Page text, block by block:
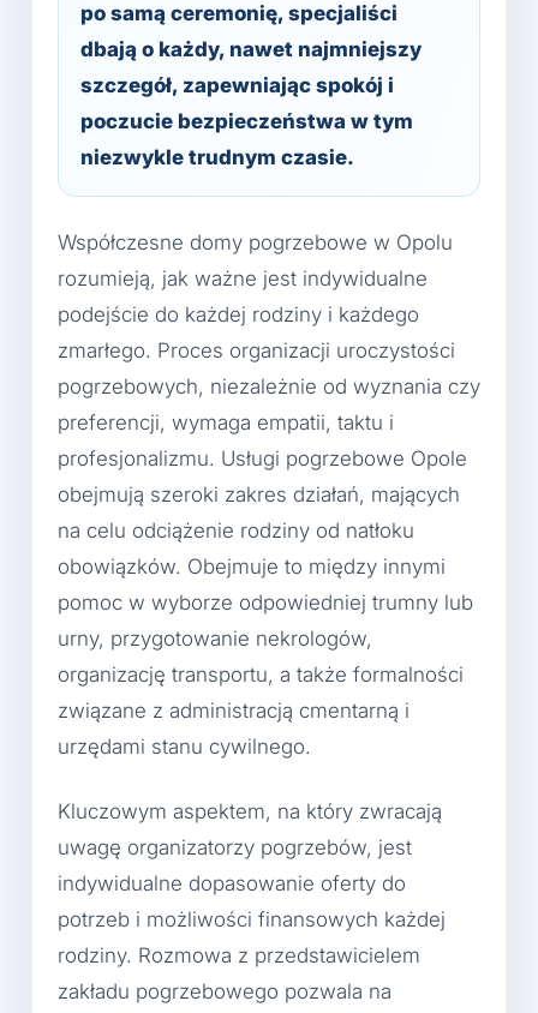
po samą ceremonię, specjaliści
dbają o każdy, nawet najmniejszy
szczegół, zapewniając spokój i
poczucie bezpieczeństwa w tym
niezwykle trudnym czasie.
Współczesne domy pogrzebowe w Opolu
rozumieją, jak ważne jest indywidualne
podejście do każdej rodziny i każdego
zmarłego. Proces organizacji uroczystości
pogrzebowych, niezależnie od wyznania czy
preferencji, wymaga empatii, taktu i
profesjonalizmu. Usługi pogrzebowe Opole
obejmują szeroki zakres działań, mających
na celu odciążenie rodziny od natłoku
obowiązków. Obejmuje to między innymi
pomoc w wyborze odpowiedniej trumny lub
urny, przygotowanie nekrologów,
organizację transportu, a także formalności
związane z administracją cmentarną i
urzędami stanu cywilnego.
Kluczowym aspektem, na który zwracają
uwagę organizatorzy pogrzebów, jest
indywidualne dopasowanie oferty do
potrzeb i możliwości finansowych każdej
rodziny. Rozmowa z przedstawicielem
zakładu pogrzebowego pozwala na